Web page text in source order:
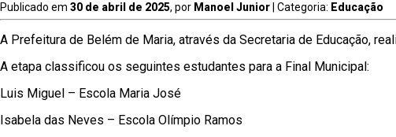
Publicado em 30 de abril de 2025, por Manoel Junior | Categoria: Educação
A Prefeitura de Belém de Maria, através da Secretaria de Educação,
A etapa classificou os seguintes estudantes para a Final Municipal:
Luis Miguel – Escola Maria José
Isabela das Neves – Escola Olímpio Ramos